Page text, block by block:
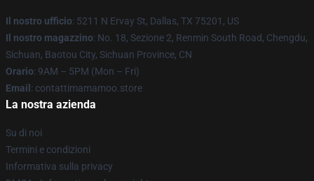
Il nostro ufficio: 5211 N Ervay St, Dallas, TX 75201, US
Il nostro magazzino: No. 18, Sezione 2, Renmin South Road, Chengdu,
Sichuan, Baotou City, Sichuan Province, CN
Orario: 9AM – 5PM (Mon – Fri)
Email : contattimamamoo.store
La nostra azienda
Su di noi
Termini e condizioni
Informativa sulla privacy